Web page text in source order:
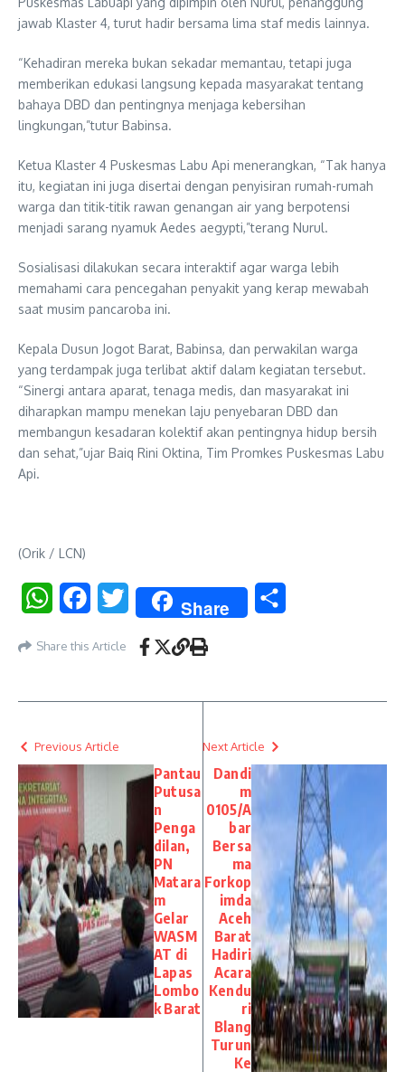
jawab Klaster 4, turut hadir bersama lima staf medis lainnya.
“Kehadiran mereka bukan sekadar memantau, tetapi juga
memberikan edukasi langsung kepada masyarakat tentang
bahaya DBD dan pentingnya menjaga kebersihan
lingkungan,”tutur Babinsa.
Ketua Klaster 4 Puskesmas Labu Api menerangkan, “Tak hanya
itu, kegiatan ini juga disertai dengan penyisiran rumah-rumah
warga dan titik-titik rawan genangan air yang berpotensi
menjadi sarang nyamuk Aedes aegypti,”terang Nurul.
Sosialisasi dilakukan secara interaktif agar warga lebih
memahami cara pencegahan penyakit yang kerap mewabah
saat musim pancaroba ini.
Kepala Dusun Jogot Barat, Babinsa, dan perwakilan warga
yang terdampak juga terlibat aktif dalam kegiatan tersebut.
“Sinergi antara aparat, tenaga medis, dan masyarakat ini
diharapkan mampu menekan laju penyebaran DBD dan
membangun kesadaran kolektif akan pentingnya hidup bersih
dan sehat,”ujar Baiq Rini Oktina, Tim Promkes Puskesmas Labu
Api.
(Orik / LCN)
WhatsAppFacebookTwitter Share
Share this Article
Previous Article
Pantau
Putusa
n
Penga
dilan,
PN
Matara
m
Gelar
WASM
AT di
Lapas
Lombo
k Barat
Next Article
Dandi
m
0105/A
bar
Bersa
ma
Forkop
imda
Aceh
Barat
Hadiri
Acara
Kendu
ri
Blang
Turun
Ke